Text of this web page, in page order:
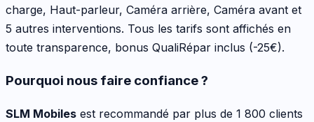
charge, Haut-parleur, Caméra arrière, Caméra avant et
5 autres interventions. Tous les tarifs sont affichés en
toute transparence, bonus QualiRépar inclus (-25€).
Pourquoi nous faire confiance ?
SLM Mobiles est recommandé par plus de 1 800 clients